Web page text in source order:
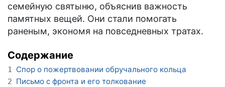
семейную святыню, объяснив важность
памятных вещей. Они стали помогать
раненым, экономя на повседневных тратах.
Содержание
1 Спор о пожертвовании обручального кольца
2 Письмо с фронта и его толкование